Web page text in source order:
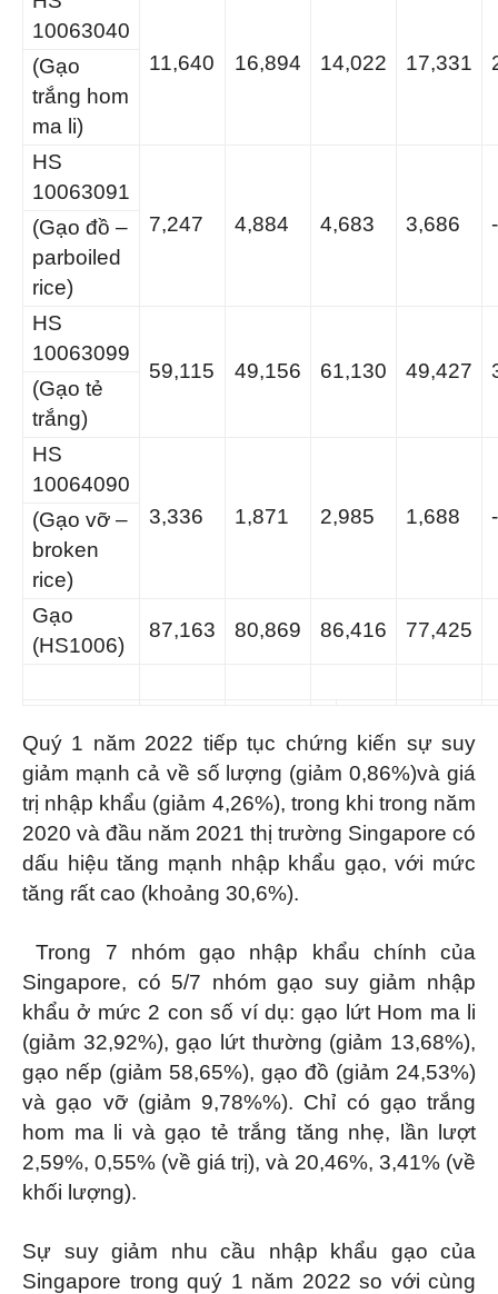
10063040
11,640
16,894 14,022 17,331
(Gạo
trắng hom
ma li)
HS
10063091
7,247
4,884 4,683 3,686
(Gạo đồ –
parboiled
rice)
HS
10063099
59,115 49,156 61,130 49,427
(Gạo tẻ
trắng)
HS
10064090
3,336
1,871 2,985 1,688
(Gạo vỡ –
broken
rice)
Gạo
(HS1006)
87,163 80,869 86,416 77,425
Quý 1 năm 2022 tiếp tục chứng kiến sự suy
giảm mạnh cả về số lượng (giảm 0,86%)và giá
trị nhập khẩu (giảm 4,26%), trong khi trong năm
2020 và đầu năm 2021 thị trường Singapore có
dấu hiệu tăng mạnh nhập khẩu gạo, với mức
tăng rất cao (khoảng 30,6%).
Trong 7 nhóm gạo nhập khẩu chính của
Singapore, có 5/7 nhóm gạo suy giảm nhập
khẩu ở mức 2 con số ví dụ: gạo lứt Hom ma li
(giảm 32,92%), gạo lứt thường (giảm 13,68%),
gạo nếp (giảm 58,65%), gạo đồ (giảm 24,53%)
và gạo vỡ (giảm 9,78%%). Chỉ có gạo trắng
hom ma li và gạo tẻ trắng tăng nhẹ, lần lượt
2,59%, 0,55% (về giá trị), và 20,46%, 3,41% (về
khối lượng).
Sự suy giảm nhu cầu nhập khẩu gạo của
Singapore trong quý 1 năm 2022 so với cùng